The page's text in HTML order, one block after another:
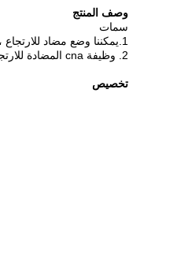
وصف المنتج
سمات
1.يمكننا وضع مضاد للارتجاع ، 84 مطهر إلخ على الكيس حسب طلب العميل.
2. وظيفة cna المضادة للارتجاع تمنع السائل من التدفق مرة أخرى.
تخصيص